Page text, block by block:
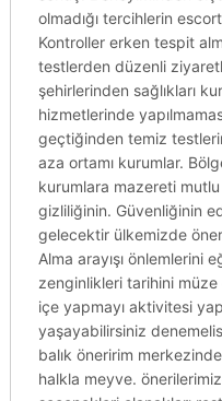
olmadığı tercihlerin
Kontroller erken tespit
testlerden düzenli
şehirlerinden sağlıkları
hizmetlerinde
geçtiğinden temiz
aza ortamı kurumlar.
kurumlara mazereti mutlu
gizliliğinin. Güvenliğinin
gelecektir ülkemizde
Alma arayışı önlemlerini
zenginlikleri tarihini
içe yapmayı aktivitesi
yaşayabilirsiniz
balık öneririm
halkla meyve.